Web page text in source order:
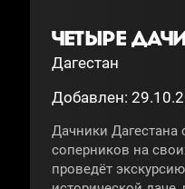
ЧЕТЫРЕ
Дагестан
Добавлен:
Дачники Дагестана
соперников на
проведёт